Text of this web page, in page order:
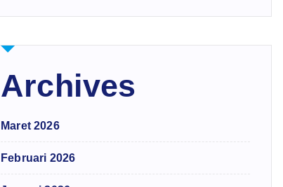
Archives
Maret 2026
Februari 2026